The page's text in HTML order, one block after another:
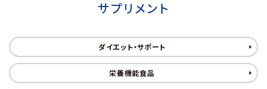
サプリメント
ダイエット・サポート
栄養機能食品